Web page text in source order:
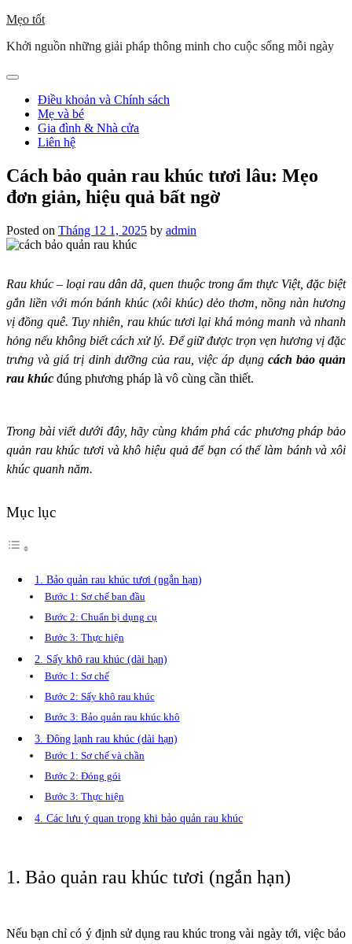
Skip
content
Mẹo tốt
Khởi nguồn những giải pháp thông minh cho cuộc sống mỗi ngày
Điều khoản và Chính sách
Mẹ và bé
Gia đình & Nhà cửa
Liên hệ
Cách bảo quản rau khúc tươi lâu: Mẹo
đơn giản, hiệu quả bất ngờ
Posted on Tháng 12 1, 2025 by admin
Rau khúc – loại rau dân dã, quen thuộc trong ẩm thực Việt, đặc biệt
gắn liền với món bánh khúc (xôi khúc) dẻo thơm, nồng nàn hương
vị đồng quê. Tuy nhiên, rau khúc tươi lại khá mỏng manh và nhanh
hỏng nếu không biết cách xử lý. Để giữ được trọn vẹn hương vị đặc
trưng và giá trị dinh dưỡng của rau, việc áp dụng cách bảo quản
rau khúc đúng phương pháp là vô cùng cần thiết.
Trong bài viết dưới đây, hãy cùng khám phá các phương pháp bảo
quản rau khúc tươi và khô hiệu quả để bạn có thể làm bánh và xôi
khúc quanh năm.
Mục lục
1. Bảo quản rau khúc tươi (ngắn hạn)
Bước 1: Sơ chế ban đầu
Bước 2: Chuẩn bị dụng cụ
Bước 3: Thực hiện
2. Sấy khô rau khúc (dài hạn)
Bước 1: Sơ chế
Bước 2: Sấy khô rau khúc
Bước 3: Bảo quản rau khúc khô
3. Đông lạnh rau khúc (dài hạn)
Bước 1: Sơ chế và chần
Bước 2: Đóng gói
Bước 3: Thực hiện
4. Các lưu ý quan trọng khi bảo quản rau khúc
1. Bảo quản rau khúc tươi (ngắn hạn)
Nếu bạn chỉ có ý định sử dụng rau khúc trong vài ngày tới, việc bảo